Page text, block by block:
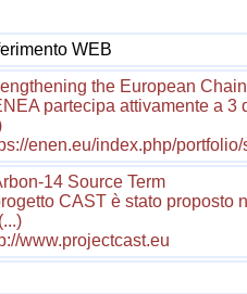
WEB
the European
partecipa attivamente a
enen.eu/index.php/
14 Source Term
CAST è stato
www.projectcast.eu